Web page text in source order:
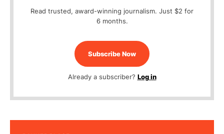
Read trusted, award-winning journalism. Just $2 for
6 months.
Subscribe Now
Already a subscriber? Log in